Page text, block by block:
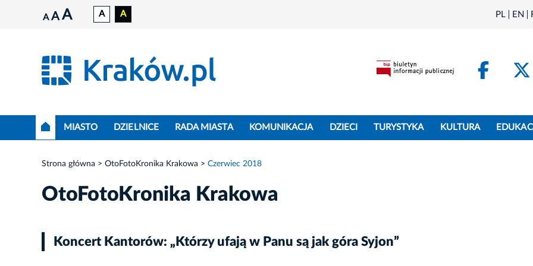
A A A A A PL EN
MIASTO DZIELNICE RADA MIASTA KOMUNIKACJA DZIECI TURYSTYKA KULTURA
Strona główna OtoFotoKronika Krakowa Czerwiec 2018
OtoFotoKronika Krakowa
Koncert Kantorów: „Którzy ufają w Panu są jak góra Syjon”